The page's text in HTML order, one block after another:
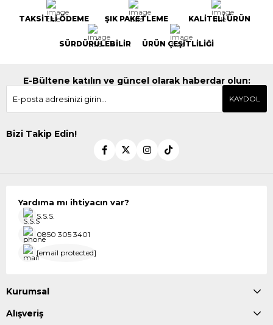
TAKSİTLİ ÖDEME ŞIK PAKETLEME KALİTELİ ÜRÜN
SÜRDÜRÜLEBİLİR ÜRÜN ÇEŞİTLİLİĞİ
E-Bültene katılın ve güncel olarak haberdar olun:
KAYDOL
Bizi Takip Edin!
Yardıma mı ihtiyacın var?
S.S.S.
0850 305 3401
[email protected]
Kurumsal
Alışveriş